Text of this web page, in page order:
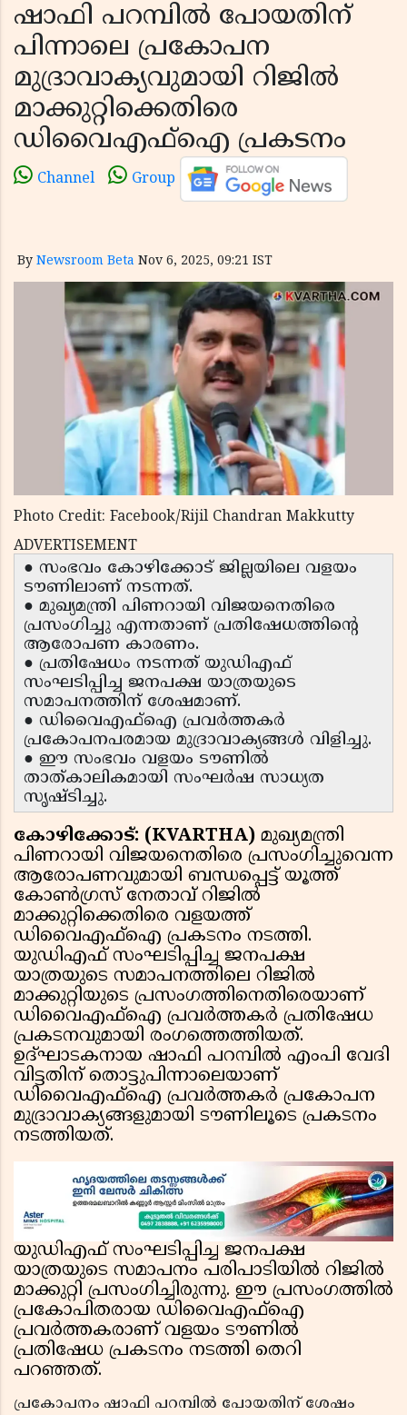
ഷാഫി പറമ്പിൽ പോയതിന്
പിന്നാലെ പ്രകോപന
മുദ്രാവാക്യവുമായി റിജിൽ
മാക്കുറ്റിക്കെതിരെ
ഡിവൈഎഫ്‌ഐ പ്രകടനം
Channel Group
By Newsroom Beta Nov 6, 2025, 09:21 IST
Photo Credit: Facebook/Rijil Chandran Makkutty
ADVERTISEMENT
● സംഭവം കോഴിക്കോട് ജില്ലയിലെ വളയം
ടൗണിലാണ് നടന്നത്.
● മുഖ്യമന്ത്രി പിണറായി വിജയനെതിരെ
പ്രസംഗിച്ചു എന്നതാണ് പ്രതിഷേധത്തിൻ്റെ
ആരോപണ കാരണം.
● പ്രതിഷേധം നടന്നത് യുഡിഎഫ്
സംഘടിപ്പിച്ച ജനപക്ഷ യാത്രയുടെ
സമാപനത്തിന് ശേഷമാണ്.
● ഡിവൈഎഫ്‌ഐ പ്രവർത്തകർ
പ്രകോപനപരമായ മുദ്രാവാക്യങ്ങൾ വിളിച്ചു.
● ഈ സംഭവം വളയം ടൗണിൽ
താത്കാലികമായി സംഘർഷ സാധ്യത
സൃഷ്ടിച്ചു.
കോഴിക്കോട്: (KVARTHA) മുഖ്യമന്ത്രി
പിണറായി വിജയനെതിരെ പ്രസംഗിച്ചുവെന്ന
ആരോപണവുമായി ബന്ധപ്പെട്ട് യൂത്ത്
കോൺഗ്രസ് നേതാവ് റിജിൽ
മാക്കുറ്റിക്കെതിരെ വളയത്ത്
ഡിവൈഎഫ്‌ഐ പ്രകടനം നടത്തി.
യുഡിഎഫ് സംഘടിപ്പിച്ച ജനപക്ഷ
യാത്രയുടെ സമാപനത്തിലെ റിജിൽ
മാക്കുറ്റിയുടെ പ്രസംഗത്തിനെതിരെയാണ്
ഡിവൈഎഫ്‌ഐ പ്രവർത്തകർ പ്രതിഷേധ
പ്രകടനവുമായി രംഗത്തെത്തിയത്.
ഉദ്ഘാടകനായ ഷാഫി പറമ്പിൽ എംപി വേദി
വിട്ടതിന് തൊട്ടുപിന്നാലെയാണ്
ഡിവൈഎഫ്‌ഐ പ്രവർത്തകർ പ്രകോപന
മുദ്രാവാക്യങ്ങളുമായി ടൗണിലൂടെ പ്രകടനം
നടത്തിയത്.
യുഡിഎഫ് സംഘടിപ്പിച്ച ജനപക്ഷ
യാത്രയുടെ സമാപനം പരിപാടിയിൽ റിജിൽ
മാക്കുറ്റി പ്രസംഗിച്ചിരുന്നു. ഈ പ്രസംഗത്തിൽ
പ്രകോപിതരായ ഡിവൈഎഫ്‌ഐ
പ്രവർത്തകരാണ് വളയം ടൗണിൽ
പ്രതിഷേധ പ്രകടനം നടത്തി തെറി
പറഞ്ഞത്.
പ്രകോപനം ഷാഫി പറമ്പിൽ പോയതിന് ശേഷം